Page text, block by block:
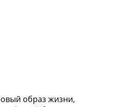
образ жизни,